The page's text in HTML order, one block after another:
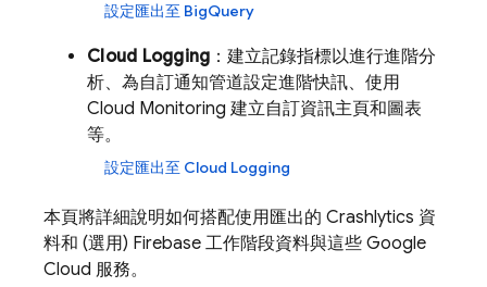
設定匯出至 BigQuery
Cloud Logging ：建立記錄指標以進行進階分
析、為自訂通知管道設定進階快訊、使用
Cloud Monitoring 建立自訂資訊主頁和圖表
等。
設定匯出至 Cloud Logging
本頁將詳細說明如何搭配使用匯出的 Crashlytics 資
料和 (選用) Firebase 工作階段資料與這些 Google
Cloud 服務。